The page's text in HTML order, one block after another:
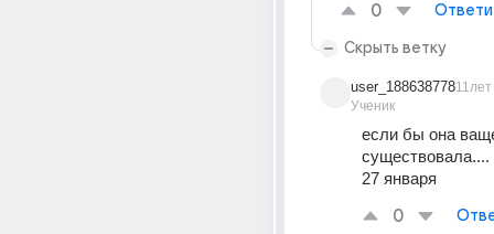
0
Скрыть ветку
user_188638778
Ученик
11лет
если бы она
27 января
0